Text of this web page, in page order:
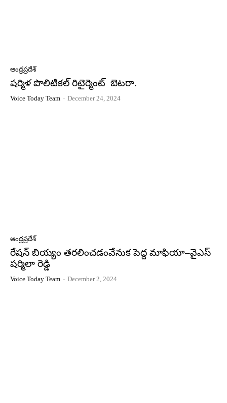
ఆంధ్రప్రదేశ్
షర్మిళ పొలిటికల్ రిటైర్మెంట్ బెటరా.
Voice Today Team - December 24, 2024
ఆంధ్రప్రదేశ్
రేషన్ బియ్యం తరలించడంవేనుక పెద్ద మాఫియా–వైఎస్
షర్మిలా రెడ్డి
Voice Today Team - December 2, 2024